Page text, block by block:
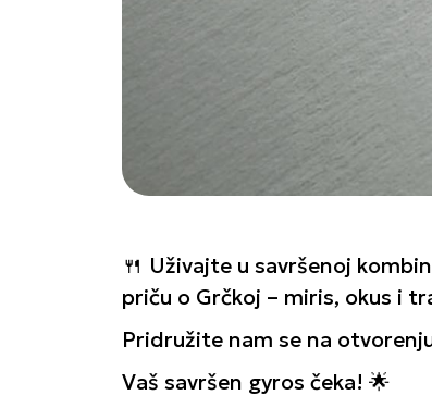
🍴 Uživajte u savršenoj
priču o Grčkoj – miris, okus i
Pridružite nam se na
Vaš savršen gyros čeka! 🌟